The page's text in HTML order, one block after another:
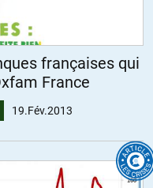
françaises qui
France
19.Fév.2013